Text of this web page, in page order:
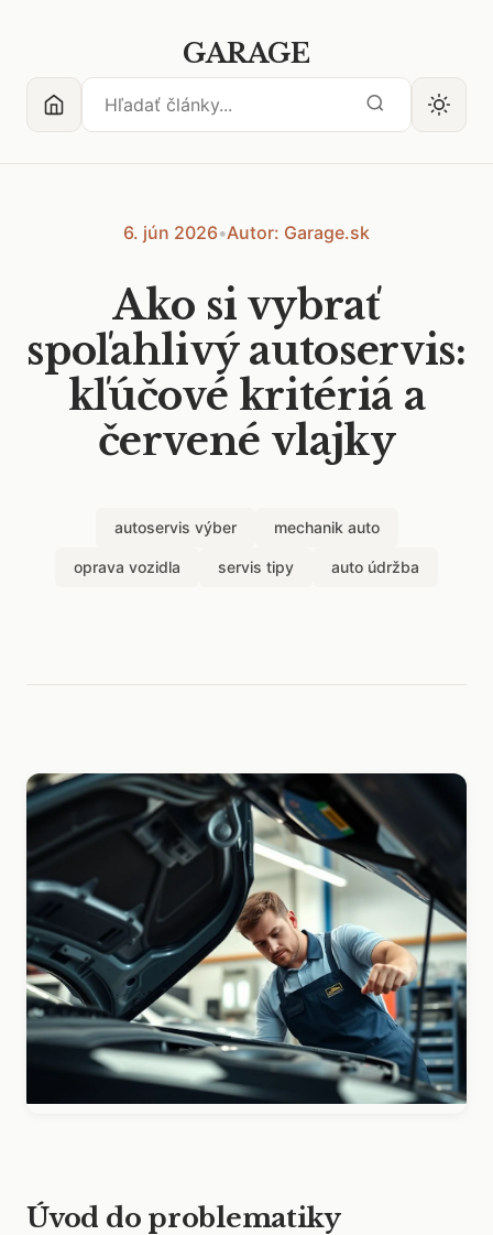
GARAGE
6. jún 2026•Autor: Garage.sk
Ako si vybrať
spoľahlivý autoservis:
kľúčové kritériá a
červené vlajky
autoservis výber mechanik auto
oprava vozidla servis tipy auto údržba
Úvod do problematiky